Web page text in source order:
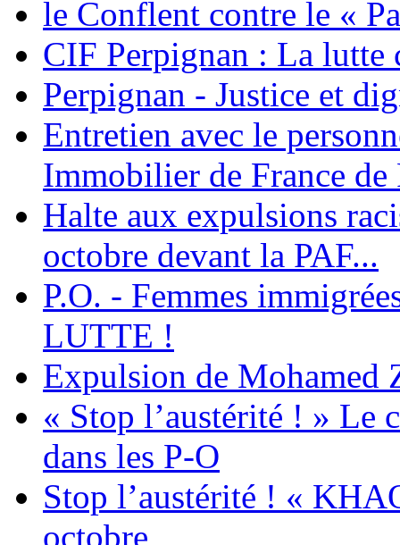
le Conflent contre le «
CIF Perpignan : La lutte
Perpignan - Justice et
Entretien avec le
Immobilier de France de
Halte aux expulsions
octobre devant la PAF...
P.O. - Femmes
LUTTE !
Expulsion de Mohamed
« Stop l’austérité ! » Le
dans les P-O
Stop l’austérité ! «
octobre